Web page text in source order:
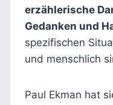
erzählerische
Gedanken und
spezifischen
und menschlich
Paul Ekman hat